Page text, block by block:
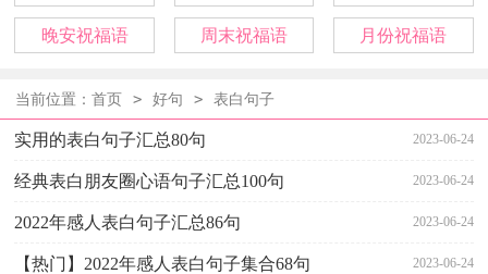
晚安祝福语 周末祝福语 月份祝福语
当前位置： 首页 > 好句 > 表白句子
实用的表白句子汇总80句 2023-06-24
经典表白朋友圈心语句子汇总100句 2023-06-24
2022年感人表白句子汇总86句 2023-06-24
【热门】2022年感人表白句子集合68句 2023-06-24